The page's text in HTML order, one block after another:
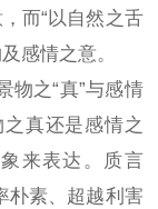
而“以自然之舌
感情之意。
物之“真”与感情
真还是感情之
来表达。质言
朴素、超越利害